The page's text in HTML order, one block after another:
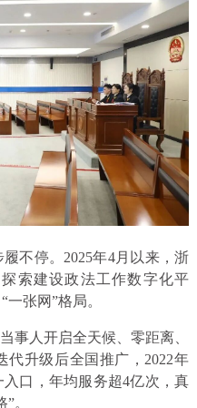
不停。2025年4月以来，浙
索建设政法工作数字化平
张网”格局。
事人开启全天候、零距离、
代升级后全国推广，2022年
口，年均服务超4亿次，真
。